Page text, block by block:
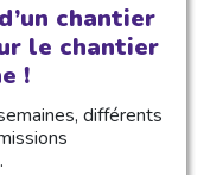
chantier
le chantier
!
différents